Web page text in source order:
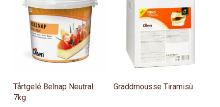
Tårtgelé Belnap Neutral
7kg
Gräddmousse Tiramisù